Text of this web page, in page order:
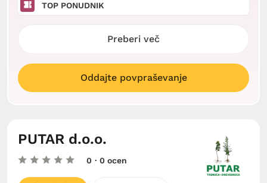
TOP PONUDNIK
Preberi več
Oddajte povpraševanje
PUTAR d.o.o.
0 · 0 ocen